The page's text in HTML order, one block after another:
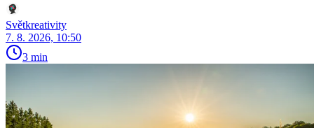
Světkreativity
7. 8. 2026, 10:50
3 min